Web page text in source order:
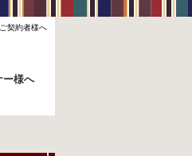
契約者様へ
ー様へ